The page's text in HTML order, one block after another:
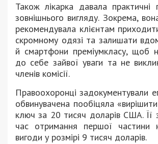
Також лікарка давала
зовнішнього вигляду. Зокрема,
рекомендувала клієнтам
скромному одязі та залишати
й смартфони преміумкласу, щоб
до себе зайвої уваги та не
членів комісії.
Правоохоронці задокументували
обвинувачена пообіцяла
ключ за 20 тисяч доларів США. Її
час отримання першої частини
вигоди у розмірі 9 тисяч доларів.